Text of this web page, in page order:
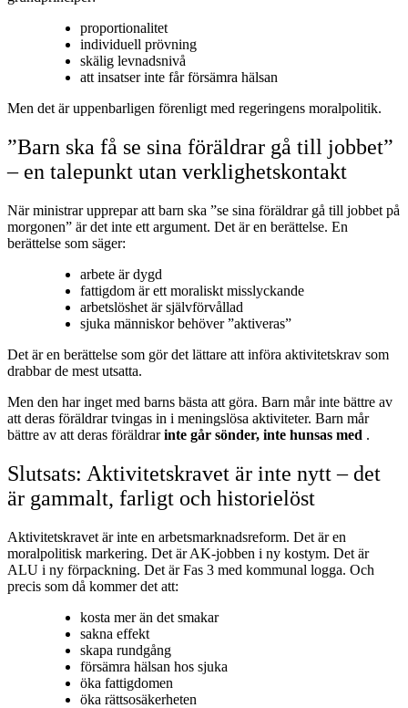
proportionalitet
individuell prövning
skälig levnadsnivå
att insatser inte får försämra hälsan
Men det är uppenbarligen förenligt med regeringens moralpolitik.
”Barn ska få se sina föräldrar gå till jobbet”
– en talepunkt utan verklighetskontakt
När ministrar upprepar att barn ska ”se sina föräldrar gå till jobbet på
morgonen” är det inte ett argument. Det är en berättelse. En
berättelse som säger:
arbete är dygd
fattigdom är ett moraliskt misslyckande
arbetslöshet är självförvållad
sjuka människor behöver ”aktiveras”
Det är en berättelse som gör det lättare att införa aktivitetskrav som
drabbar de mest utsatta.
Men den har inget med barns bästa att göra. Barn mår inte bättre av
att deras föräldrar tvingas in i meningslösa aktiviteter. Barn mår
bättre av att deras föräldrarinte går sönder, inte hunsas med .
Slutsats: Aktivitetskravet är inte nytt – det
är gammalt, farligt och historielöst
Aktivitetskravet är inte en arbetsmarknadsreform. Det är en
moralpolitisk markering. Det är AK‑jobben i ny kostym. Det är
ALU i ny förpackning. Det är Fas 3 med kommunal logga. Och
precis som då kommer det att:
kosta mer än det smakar
sakna effekt
skapa rundgång
försämra hälsan hos sjuka
öka fattigdomen
öka rättsosäkerheten